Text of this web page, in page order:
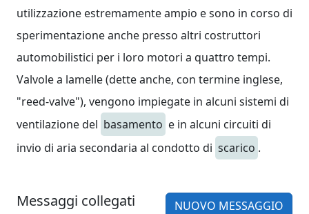
utilizzazione estremamente ampio e sono in corso di
sperimentazione anche presso altri costruttori
automobilistici per i loro motori a quattro tempi.
Valvole a lamelle (dette anche, con termine inglese,
"reed-valve"), vengono impiegate in alcuni sistemi di
ventilazione del basamento e in alcuni circuiti di
invio di aria secondaria al condotto di scarico .
Messaggi collegati
NUOVO MESSAGGIO